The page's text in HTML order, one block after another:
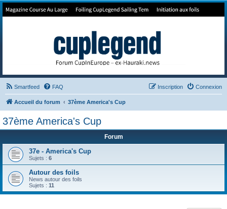
Forum de Cup In Europe
Smartfeed FAQ Connexion
Inscription
Accueil du forum 37ème America's Cup
37ème America's Cup
Forum
37e - America's Cup
Sujets : 6
Autour des foils
News autour des foils
Sujets : 11